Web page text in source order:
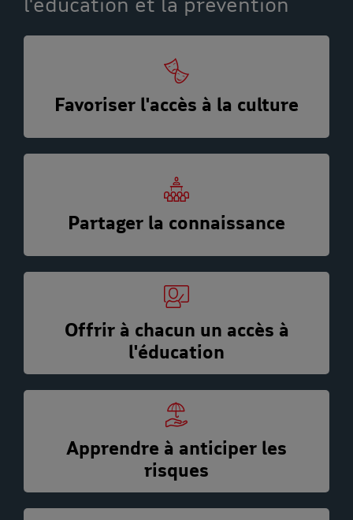
Favoriser l'accès à la culture
Partager la connaissance
Offrir à chacun un accès à
l'éducation
Apprendre à anticiper les
risques